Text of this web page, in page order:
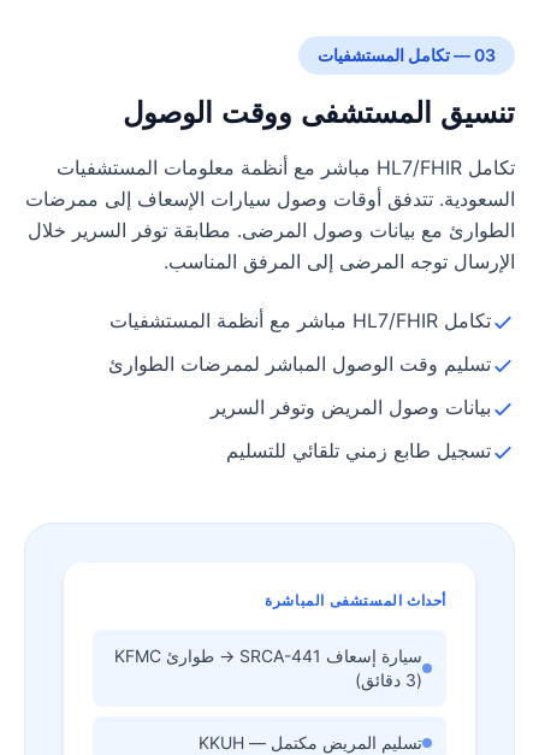
03 — تكامل المستشفيات
تنسيق المستشفى ووقت الوصول
تكامل HL7/FHIR مباشر مع أنظمة معلومات المستشفيات
السعودية. تتدفق أوقات وصول سيارات الإسعاف إلى ممرضات
الطوارئ مع بيانات وصول المرضى. مطابقة توفر السرير خلال
الإرسال توجه المرضى إلى المرفق المناسب.
تكامل HL7/FHIR مباشر مع أنظمة المستشفيات
تسليم وقت الوصول المباشر لممرضات الطوارئ
بيانات وصول المريض وتوفر السرير
تسجيل طابع زمني تلقائي للتسليم
أحداث المستشفى المباشرة
سيارة إسعاف SRCA-441 → طوارئ KFMC
(3 دقائق)
تسليم المريض مكتمل — KKUH